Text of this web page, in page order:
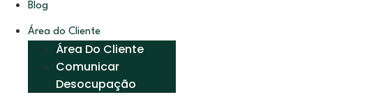
Blog
Área do Cliente
Área Do Cliente
Comunicar
Desocupação